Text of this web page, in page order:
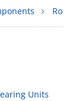
Units